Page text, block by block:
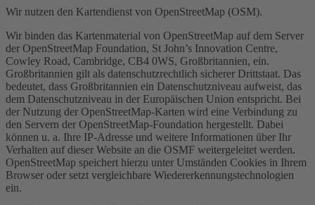
Wir nutzen den Kartendienst von OpenStreetMap (OSM).
Wir binden das Kartenmaterial von OpenStreetMap auf dem Server
der OpenStreetMap Foundation, St John’s Innovation Centre,
Cowley Road, Cambridge, CB4 0WS, Großbritannien, ein.
Großbritannien gilt als datenschutzrechtlich sicherer Drittstaat. Das
bedeutet, dass Großbritannien ein Datenschutzniveau aufweist, das
dem Datenschutzniveau in der Europäischen Union entspricht. Bei
der Nutzung der OpenStreetMap-Karten wird eine Verbindung zu
den Servern der OpenStreetMap-Foundation hergestellt. Dabei
können u. a. Ihre IP-Adresse und weitere Informationen über Ihr
Verhalten auf dieser Website an die OSMF weitergeleitet werden.
OpenStreetMap speichert hierzu unter Umständen Cookies in Ihrem
Browser oder setzt vergleichbare Wiedererkennungstechnologien
ein.